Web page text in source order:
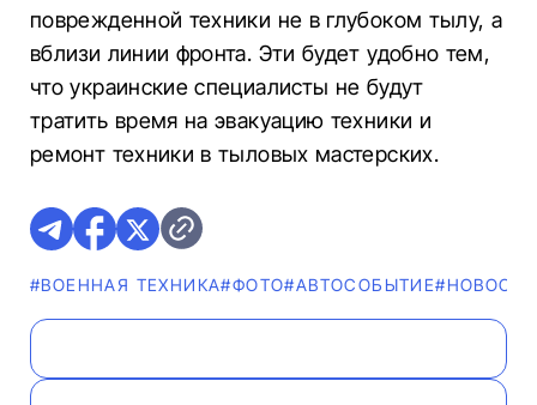
поврежденной техники не в глубоком тылу, а
вблизи линии фронта. Эти будет удобно тем,
что украинские специалисты не будут
тратить время на эвакуацию техники и
ремонт техники в тыловых мастерских.
#ВОЕННАЯ ТЕХНИКА#ФОТО#АВТОСОБЫТИЕ#НОВОСТИ